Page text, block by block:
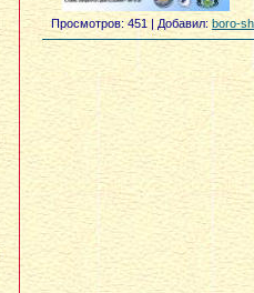
Просмотров: 451 | Добавил: boro-